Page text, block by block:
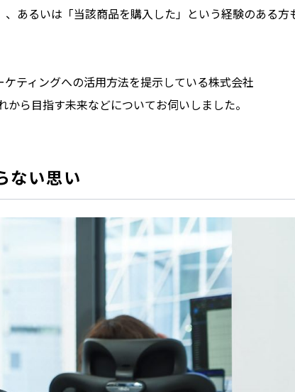
あるいは「当該商品を購入した」という経験のある方
ティングへの活用方法を提示している株式会社
ら目指す未来などについてお伺いしました。
ない思い